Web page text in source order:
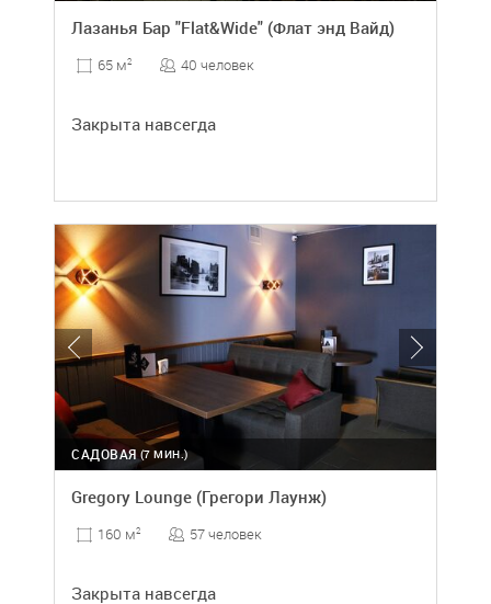
Лазанья Бар "Flat&Wide" (Флат энд Вайд)
65 м2 40 человек
Закрыта навсегда
(7 МИН.)
САДОВАЯ
Gregory Lounge (Грегори Лаунж)
160 м2 57 человек
Закрыта навсегда